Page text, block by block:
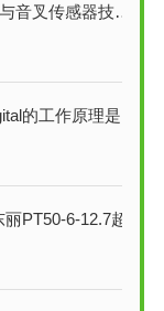
传感器技术解析
工作原理是什么
声波换能器技术解析